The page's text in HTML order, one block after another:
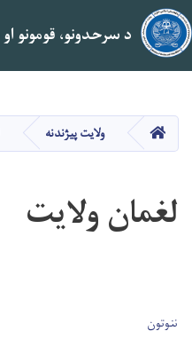
د سرحدونو، قومونو
کور ولایت پیژندنه
لغمان ولایت
User account menu
ننوتون